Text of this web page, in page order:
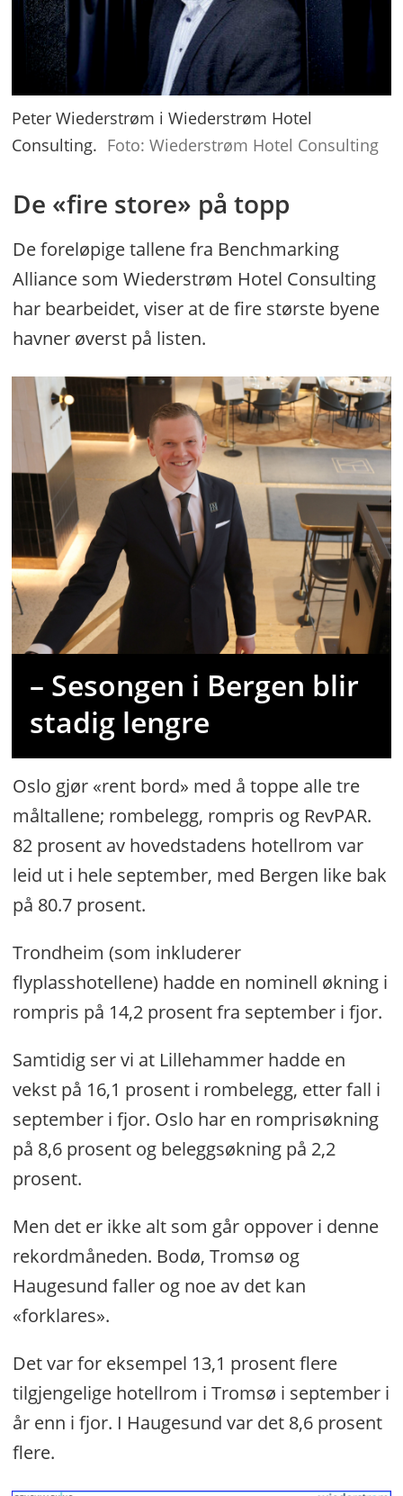
Peter Wiederstrøm i Wiederstrøm Hotel
Consulting. Foto: Wiederstrøm Hotel Consulting
De «fire store» på topp
De foreløpige tallene fra Benchmarking
Alliance som Wiederstrøm Hotel Consulting
har bearbeidet, viser at de fire største byene
havner øverst på listen.
– Sesongen i Bergen blir
stadig lengre
Oslo gjør «rent bord» med å toppe alle tre
måltallene; rombelegg, rompris og RevPAR.
82 prosent av hovedstadens hotellrom var
leid ut i hele september, med Bergen like bak
på 80.7 prosent.
Trondheim (som inkluderer
flyplasshotellene) hadde en nominell økning i
rompris på 14,2 prosent fra september i fjor.
Samtidig ser vi at Lillehammer hadde en
vekst på 16,1 prosent i rombelegg, etter fall i
september i fjor. Oslo har en romprisøkning
på 8,6 prosent og beleggsøkning på 2,2
prosent.
Men det er ikke alt som går oppover i denne
rekordmåneden. Bodø, Tromsø og
Haugesund faller og noe av det kan
«forklares».
Det var for eksempel 13,1 prosent flere
tilgjengelige hotellrom i Tromsø i september i
år enn i fjor. I Haugesund var det 8,6 prosent
flere.